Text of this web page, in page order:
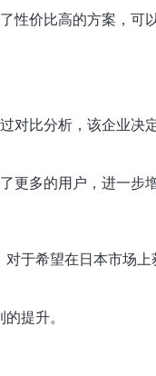
性价比高的方案，可
对比分析，该企业决
更多的用户，进一步
于希望在日本市场
提升。